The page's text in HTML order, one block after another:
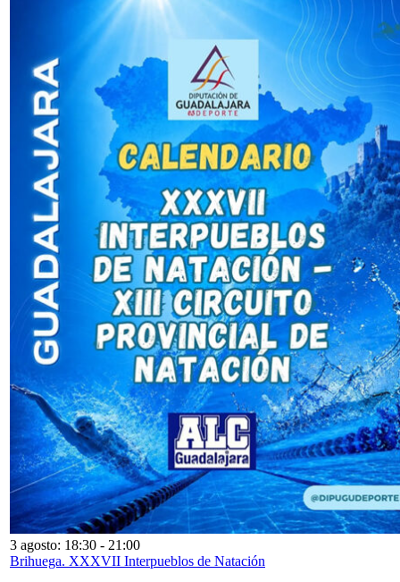
3 agosto: 18:30 - 21:00
Brihuega. XXXVII Interpueblos de Natación